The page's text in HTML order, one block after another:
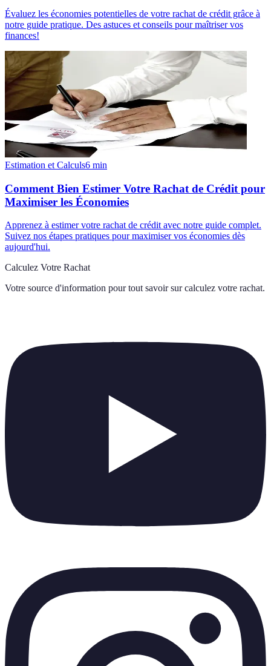
Évaluez les économies potentielles de votre rachat de crédit grâce à
notre guide pratique. Des astuces et conseils pour maîtriser vos
finances!
Estimation et Calculs6 min
Comment Bien Estimer Votre Rachat de Crédit pour
Maximiser les Économies
Apprenez à estimer votre rachat de crédit avec notre guide complet.
Suivez nos étapes pratiques pour maximiser vos économies dès
aujourd'hui.
Calculez Votre Rachat
Votre source d'information pour tout savoir sur calculez votre rachat.